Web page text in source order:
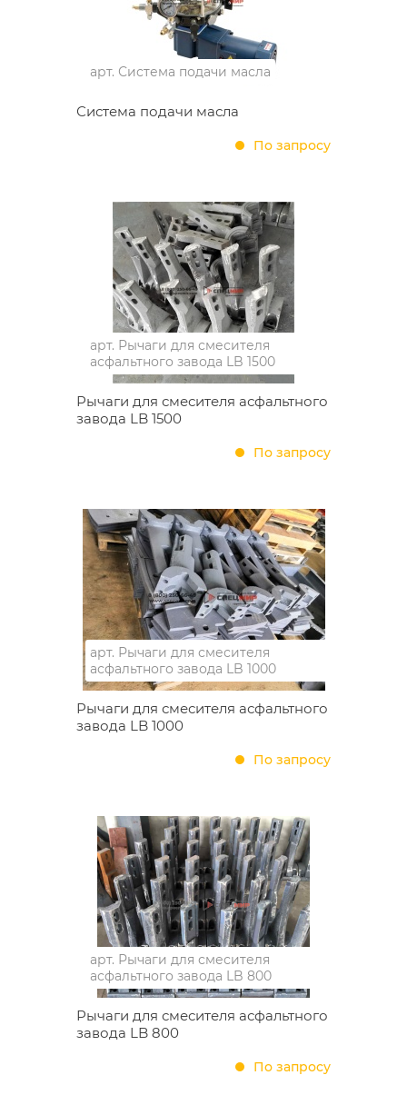
арт. Система подачи масла
Система подачи масла
По запросу
арт. Рычаги для смесителя
асфальтного завода LB 1500
Рычаги для смесителя асфальтного
завода LB 1500
По запросу
арт. Рычаги для смесителя
асфальтного завода LB 1000
Рычаги для смесителя асфальтного
завода LB 1000
По запросу
арт. Рычаги для смесителя
асфальтного завода LB 800
Рычаги для смесителя асфальтного
завода LB 800
По запросу